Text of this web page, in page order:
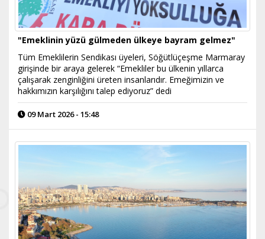
"Emeklinin yüzü gülmeden ülkeye bayram gelmez"
Tüm Emeklilerin Sendikası üyeleri, Söğütlüçeşme Marmaray
girişinde bir araya gelerek “Emekliler bu ülkenin yıllarca
çalışarak zenginliğini üreten insanlarıdır. Emeğimizin ve
hakkımızın karşılığını talep ediyoruz” dedi
09 Mart 2026 - 15:48